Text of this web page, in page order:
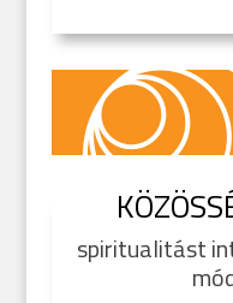
spiritualitást